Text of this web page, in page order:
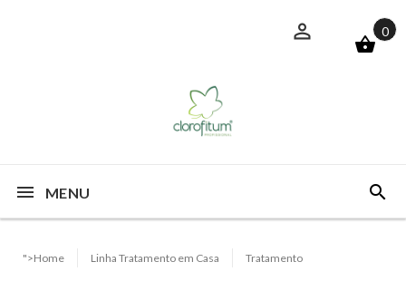
0
MENU
">Home Linha Tratamento em Casa Tratamento